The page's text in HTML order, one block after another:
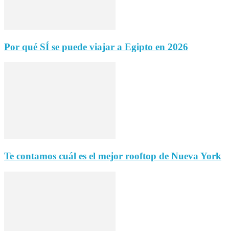
Por qué SÍ se puede viajar a Egipto en 2026
Te contamos cuál es el mejor rooftop de Nueva York